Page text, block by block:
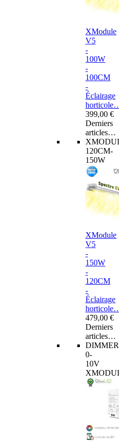
XModule
V5
-
100W
-
100CM
-
Éclairage
399,00 €
Derniers
articles…
120CM-
150W
XModule
V5
-
150W
-
120CM
-
Éclairage
479,00 €
Derniers
articles…
DIMMER
0-
10V